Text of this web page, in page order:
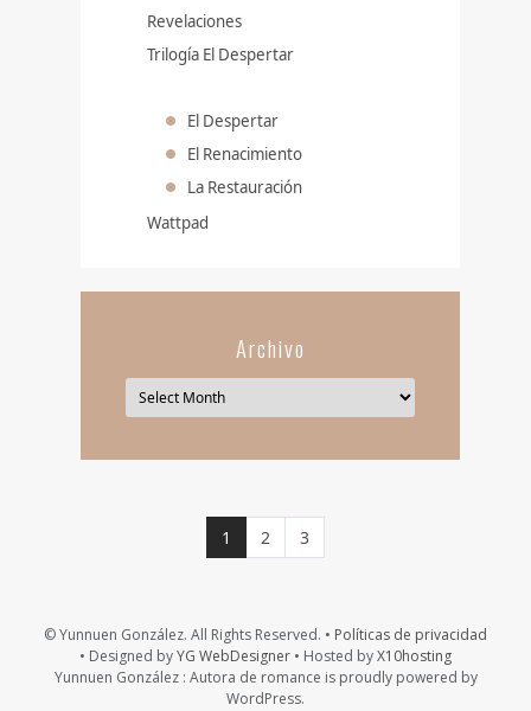
Revelaciones
Trilogía El Despertar
El Despertar
El Renacimiento
La Restauración
Wattpad
Archivo
Página actual
1 Página
2 Página
3
© Yunnuen González. All Rights Reserved. • Políticas de privacidad
• Designed byYG WebDesigner • Hosted byX10hosting
Yunnuen González : Autora de romance is proudly powered by
WordPress.